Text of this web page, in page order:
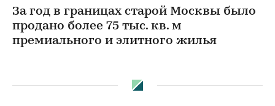
За год в границах старой Москвы было
продано более 75 тыс. кв. м
премиального и элитного жилья